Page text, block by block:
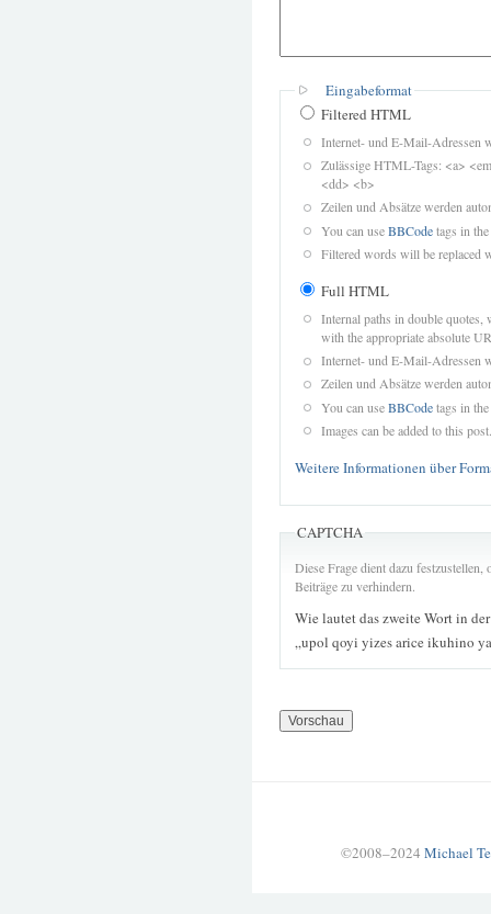
Eingabeformat
Filtered HTML
Internet- und E-Mail-Adressen
Zulässige HTML-Tags: <a>
<dd> <b>
Zeilen und Absätze werden
You can useBBCodetags in
Filtered words will be replaced
Full HTML
Internal paths in double quotes,
with the appropriate absolute
Internet- und E-Mail-Adressen
Zeilen und Absätze werden
You can useBBCodetags in
Images can be added to this post.
Weitere Informationen über
CAPTCHA
Diese Frage dient dazu
Beiträge zu verhindern.
Wie lautet das zweite Wort in
„upol qoyi yizes arice ikuhino
©2008–2024 Michael